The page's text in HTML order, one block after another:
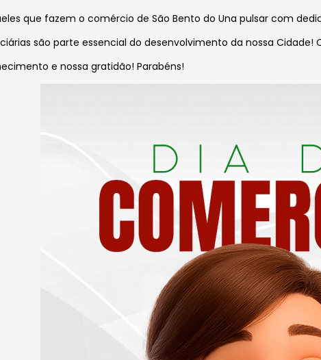
que fazem o comércio de São Bento do Una pulsar com
são parte essencial do desenvolvimento da nossa
e nossa gratidão! Parabéns!